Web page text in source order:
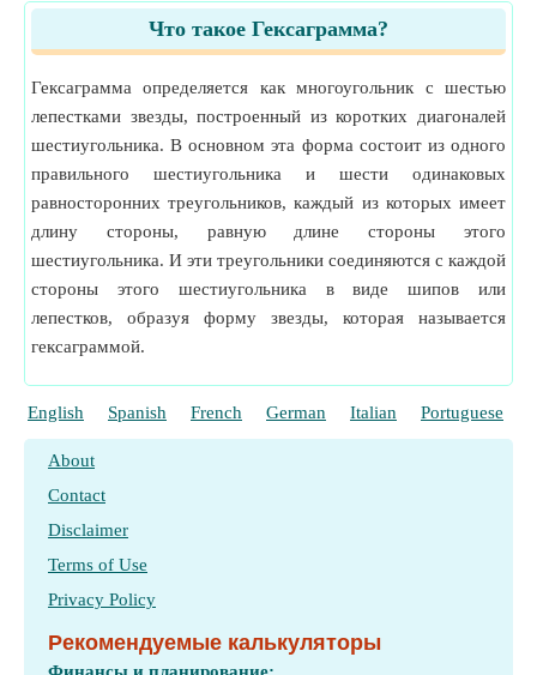
Что такое Гексаграмма?
Гексаграмма определяется как многоугольник с шестью
лепестками звезды, построенный из коротких диагоналей
шестиугольника. В основном эта форма состоит из одного
правильного шестиугольника и шести одинаковых
равносторонних треугольников, каждый из которых имеет
длину стороны, равную длине стороны этого
шестиугольника. И эти треугольники соединяются с каждой
стороны этого шестиугольника в виде шипов или
лепестков, образуя форму звезды, которая называется
гексаграммой.
English Spanish French German Italian Portuguese
About
Contact
Disclaimer
Terms of Use
Privacy Policy
Рекомендуемые калькуляторы